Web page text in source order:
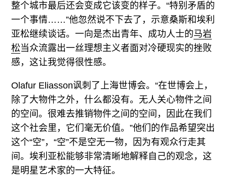
整个城市最后还会变成它该变的样子。“特别矛盾的
一个事情……”他忽然说不下去了，示意桑斯和埃利
亚松继续谈话。一向是杰出青年、成功人士的马岩
松当众流露出一丝理想主义者面对冷硬现实的挫败
感，这让我觉得很性感。
Olafur Eliasson讽刺了上海世博会。“在世博会上，
除了大物件之外，什么都没有。无人关心物件之间
的空间。很难去推销物件之间的空间，因此在我们
这个社会里，它们毫无价值。”他们的作品希望突出
这个“空”，“空”不是空无一物，因为有观众行走其
间。埃利亚松能够非常清晰地解释自己的观念，这
是明星艺术家的一大特征。